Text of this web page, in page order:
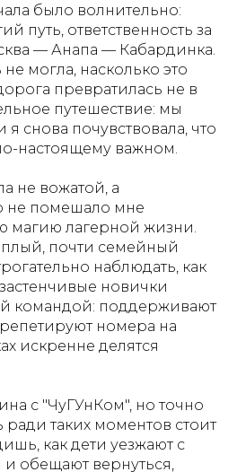
было волнительно:
путь, ответственность за
— Анапа — Кабардинка.
могла, насколько это
превратилась не в
путешествие: мы
я снова почувствовала, что
настоящему важном.
не вожатой, а
не помешало мне
магию лагерной жизни.
почти семейный
наблюдать, как
новички
командой: поддерживают
номера на
искренне делятся
с "ЧуГУнКом", но точно
ради таких моментов стоит
как дети уезжают с
обещают вернуться,